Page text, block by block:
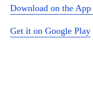
Download on the App
Get it on Google Play